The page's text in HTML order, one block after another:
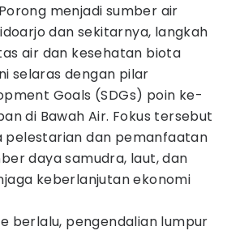
menjadi sumber air
dan sekitarnya, langkah
air dan kesehatan biota
selaras dengan pilar
Goals (SDGs) poin ke-
di Bawah Air. Fokus tersebut
pelestarian dan pemanfaatan
daya samudra, laut, dan
keberlanjutan ekonomi
berlalu, pengendalian lumpur